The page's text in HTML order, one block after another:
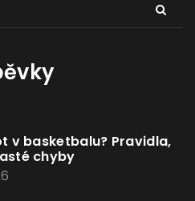
v basketbalu? Pravidla,
chyby